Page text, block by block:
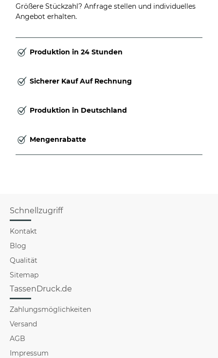
Größere Stückzahl? Anfrage stellen und individuelles
Angebot erhalten.
Produktion in 24 Stunden
Sicherer Kauf Auf Rechnung
Produktion in Deutschland
Mengenrabatte
Schnellzugriff
Kontakt
Blog
Qualität
Sitemap
TassenDruck.de
Zahlungsmöglichkeiten
Versand
AGB
Impressum